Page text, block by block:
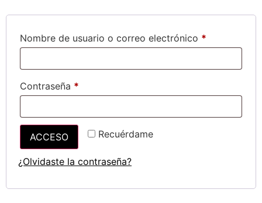
Nombre de usuario o correo electrónico *
Contraseña *
Recuérdame
ACCESO
¿Olvidaste la contraseña?